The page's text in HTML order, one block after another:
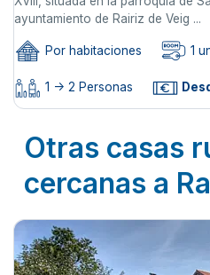
ayuntamiento de Rairiz de Veig ...
Por habitaciones 1
1 -> 2 Personas
Otras casas
cercanas a